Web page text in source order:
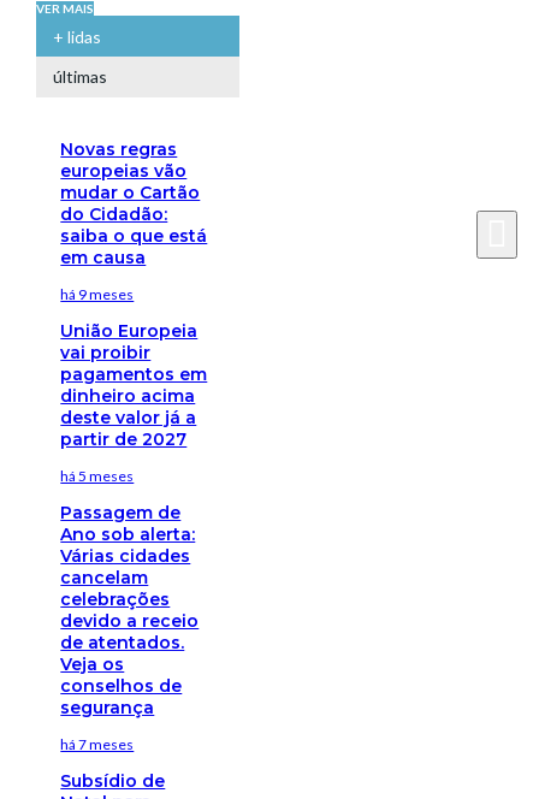
VER MAIS
+ lidas
últimas
Novas regras
europeias vão
mudar o Cartão
do Cidadão:
saiba o que está
em causa
há 9 meses
União Europeia
vai proibir
pagamentos em
dinheiro acima
deste valor já a
partir de 2027
há 5 meses
Passagem de
Ano sob alerta:
Várias cidades
cancelam
celebrações
devido a receio
de atentados.
Veja os
conselhos de
segurança
há 7 meses
Subsídio de